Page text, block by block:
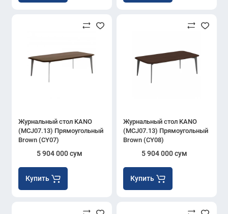
Журнальный стол KANO
(MCJ07.13) Прямоугольный
Brown (CY07)
5 904 000 сум
Купить
Журнальный стол KANO
(MCJ07.13) Прямоугольный
Brown (CY08)
5 904 000 сум
Купить